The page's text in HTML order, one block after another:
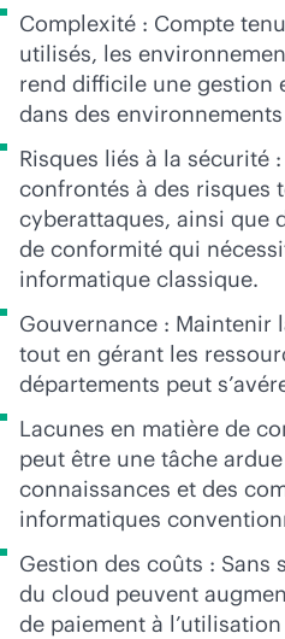
Complexité : Compte
utilisés, les
rend difficile une gestion
dans des
Risques liés à la sécurité
confrontés à des risques
cyberattaques, ainsi que
de conformité qui
informatique classique.
Gouvernance : Maintenir
tout en gérant les
départements peut
Lacunes en matière de
peut être une tâche
connaissances et des
informatiques
Gestion des coûts :
du cloud peuvent
de paiement à